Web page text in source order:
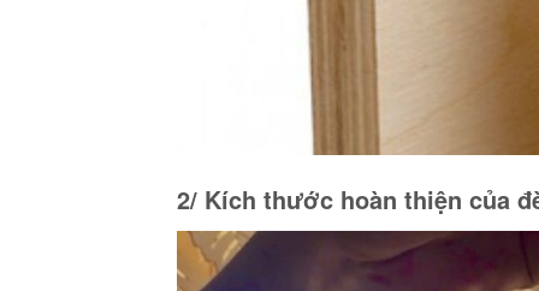
2/ Kích thước hoàn thiện của